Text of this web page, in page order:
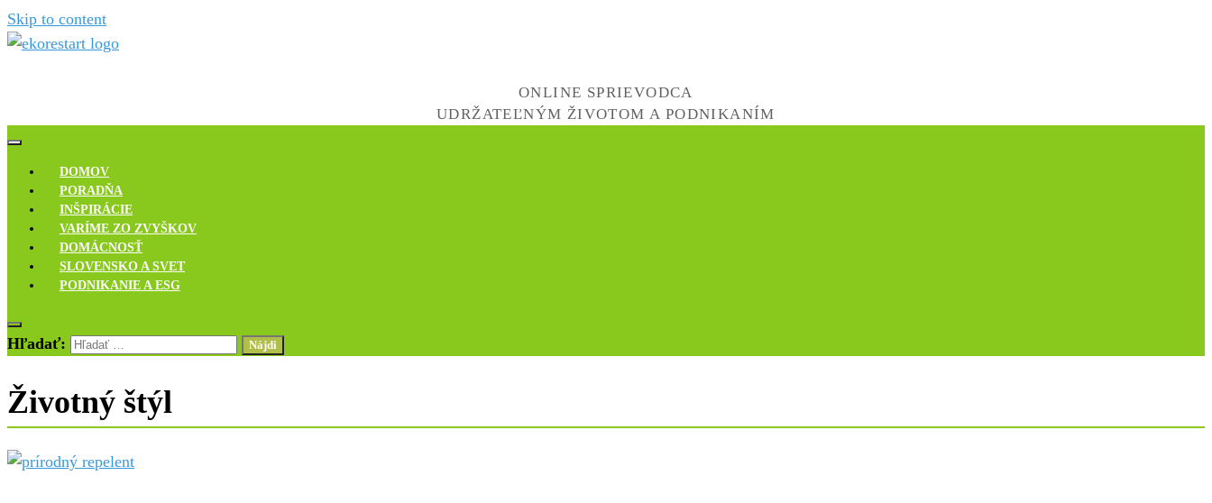
Skip to content
ONLINE SPRIEVODCA
UDRŽATEĽNÝM ŽIVOTOM A PODNIKANÍM
DOMOV
PORADŇA
INŠPIRÁCIE
VARÍME ZO ZVYŠKOV
DOMÁCNOSŤ
SLOVENSKO A SVET
PODNIKANIE A ESG
Hľadať:
Životný štýl